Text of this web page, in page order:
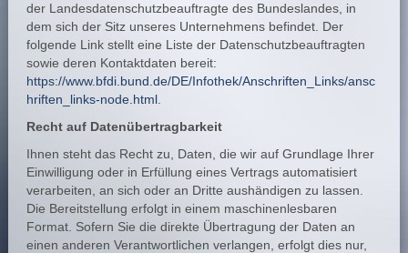
der Landesdatenschutzbeauftragte des Bundeslandes, in
dem sich der Sitz unseres Unternehmens befindet. Der
folgende Link stellt eine Liste der Datenschutzbeauftragten
sowie deren Kontaktdaten bereit:
https://www.bfdi.bund.de/DE/Infothek/Anschriften_Links/ansc
hriften_links-node.html
Recht auf Datenübertragbarkeit
Ihnen steht das Recht zu, Daten, die wir auf Grundlage Ihrer
Einwilligung oder in Erfüllung eines Vertrags automatisiert
verarbeiten, an sich oder an Dritte aushändigen zu lassen.
Die Bereitstellung erfolgt in einem maschinenlesbaren
Format. Sofern Sie die direkte Übertragung der Daten an
einen anderen Verantwortlichen verlangen, erfolgt dies nur,